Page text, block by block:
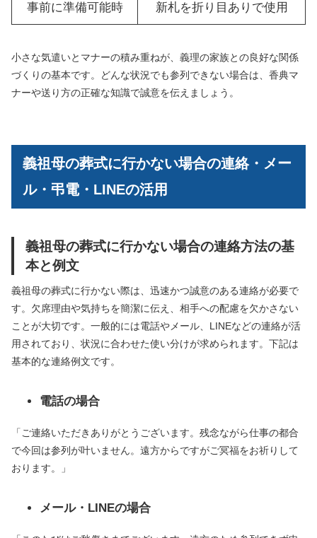
事前に準備可能時 新札を折り目ありで使用
小さな気遣いとマナーの積み重ねが、義理の家族との良好な関係
づくりの基本です。どんな状況でも参列できない場合は、香典マ
ナーや送り方の正確な知識で誠意を伝えましょう。
義祖母の葬式に行かない場合の連絡・メー
ル・弔電・LINEの活用
義祖母の葬式に行かない場合の連絡方法の基
本と例文
義祖母の葬式に行かない際は、迅速かつ誠意のある連絡が必要で
す。欠席理由や気持ちを簡潔に伝え、相手への配慮を欠かさない
ことが大切です。一般的には電話やメール、LINEなどの連絡が活
用されており、状況に合わせた使い分けが求められます。下記は
基本的な連絡例文です。
電話の場合
「ご連絡いただきありがとうございます。残念ながら仕事の都合
で今回は参列が叶いません。遠方からですがご冥福をお祈りして
おります。」
メール・LINEの場合